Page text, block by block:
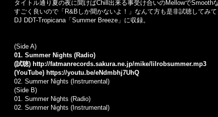
タイトル通り夏の夜に聞けばChill出来る事受け合いのMellowでSmooth
すごく良いので「R&Bしか聞かないよ！」なんて方も是非試聴してみ
DJ DDT-Tropicana「Summer Breeze」に収録。
(Side A)
01. Summer Nights (Radio)
(試聴) http://fatmanrecords.sakura.ne.jp/mike/lilrobsummer.mp3
(YouTube) https://youtu.be/eNdmbhj7UhQ
02. Summer Nights (Instrumental)
(Side B)
01. Summer Nights (Radio)
02. Summer Nights (Instrumental)